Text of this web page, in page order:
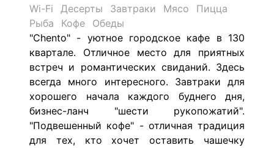
Wi-Fi Десерты Завтраки Мясо
Пицца
Рыба
Кофе
Обеды
"Chento" - уютное городское кафе в 130
квартале. Отличное место для приятных
встреч и романтических свиданий. Здесь
всегда много интересного. Завтраки для
хорошего начала каждого буднего дня,
бизнес-ланч "шести рукопожатий".
"Подвешенный кофе" - отличная традиция
для тех, кто хочет оставить чашечку